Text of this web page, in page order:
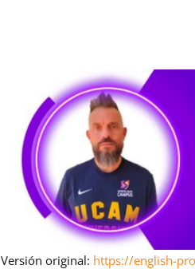
Versión original: https://english-